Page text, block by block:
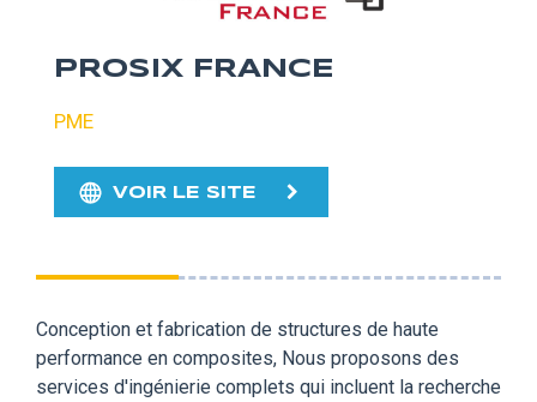
PROSIX FRANCE
PME
VOIR LE SITE
Conception et fabrication de structures de haute
performance en composites, Nous proposons des
services d'ingénierie complets qui incluent la recherche